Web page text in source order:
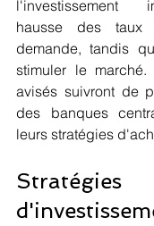
l'investissement
hausse des
demande, tandis
stimuler le marché.
avisés suivront de
des banques
leurs stratégies
Stratégies